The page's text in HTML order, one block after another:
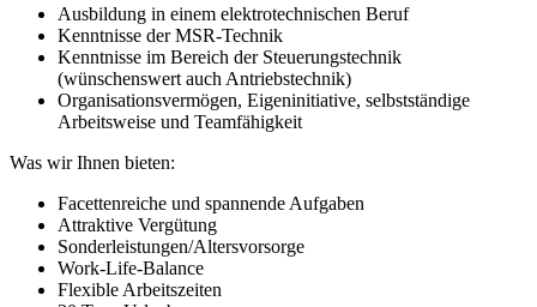
Ausbildung in einem elektrotechnischen Beruf
Kenntnisse der MSR-Technik
Kenntnisse im Bereich der Steuerungstechnik
(wünschenswert auch Antriebstechnik)
Organisationsvermögen, Eigeninitiative, selbstständige
Arbeitsweise und Teamfähigkeit
Was wir Ihnen bieten:
Facettenreiche und spannende Aufgaben
Attraktive Vergütung
Sonderleistungen/Altersvorsorge
Work-Life-Balance
Flexible Arbeitszeiten